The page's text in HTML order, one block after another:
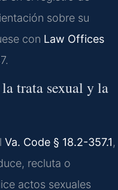
sobre su
con Law Offices
trata sexual y la
Va. Code § 18.2-357.1,
recluta o
actos sexuales